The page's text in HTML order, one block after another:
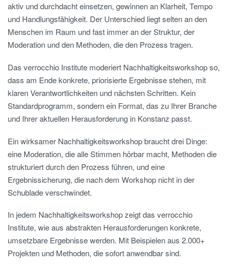
aktiv und durchdacht einsetzen, gewinnen an Klarheit, Tempo
und Handlungsfähigkeit. Der Unterschied liegt selten an den
Menschen im Raum und fast immer an der Struktur, der
Moderation und den Methoden, die den Prozess tragen.
Das verrocchio Institute moderiert Nachhaltigkeitsworkshop so,
dass am Ende konkrete, priorisierte Ergebnisse stehen, mit
klaren Verantwortlichkeiten und nächsten Schritten. Kein
Standardprogramm, sondern ein Format, das zu Ihrer Branche
und Ihrer aktuellen Herausforderung in Konstanz passt.
Ein wirksamer Nachhaltigkeitsworkshop braucht drei Dinge:
eine Moderation, die alle Stimmen hörbar macht, Methoden die
strukturiert durch den Prozess führen, und eine
Ergebnissicherung, die nach dem Workshop nicht in der
Schublade verschwindet.
In jedem Nachhaltigkeitsworkshop zeigt das verrocchio
Institute, wie aus abstrakten Herausforderungen konkrete,
umsetzbare Ergebnisse werden. Mit Beispielen aus 2.000+
Projekten und Methoden, die sofort anwendbar sind.